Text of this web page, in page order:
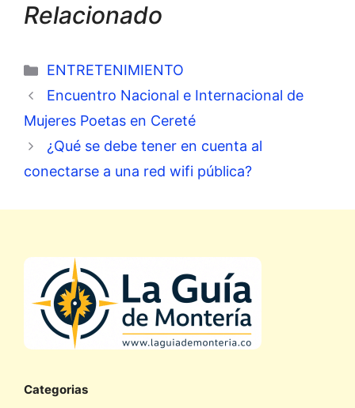
Relacionado
Categorías
ENTRETENIMIENTO
Encuentro Nacional e Internacional de
Mujeres Poetas en Cereté
¿Qué se debe tener en cuenta al
conectarse a una red wifi pública?
Categorias